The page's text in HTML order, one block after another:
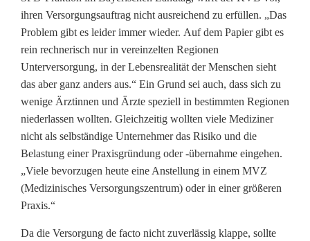
h
t
s
l
o
s
e
n
O
ihren Versorgungsauftrag nicht ausreichend zu erfüllen. „Das
Problem gibt es leider immer wieder. Auf dem Papier gibt es
rein rechnerisch nur in vereinzelten Regionen
Unterversorgung, in der Lebensrealität der Menschen sieht
das aber ganz anders aus.“ Ein Grund sei auch, dass sich zu
wenige Ärztinnen und Ärzte speziell in bestimmten Regionen
niederlassen wollten. Gleichzeitig wollten viele Mediziner
nicht als selbständige Unternehmer das Risiko und die
Belastung einer Praxisgründung oder -übernahme eingehen.
„Viele bevorzugen heute eine Anstellung in einem MVZ
(Medizinisches Versorgungszentrum) oder in einer größeren
Praxis.“
Da die Versorgung de facto nicht zuverlässig klappe, sollte